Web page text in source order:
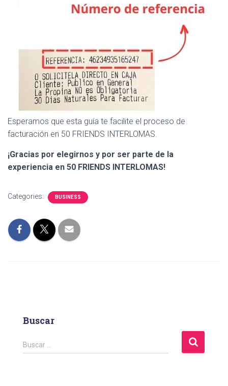
Esperamos que esta guía te facilite el proceso de
facturación en 50 FRIENDS INTERLOMAS.
¡Gracias por elegirnos y por ser parte de la
experiencia en 50 FRIENDS INTERLOMAS!
Categories: BUSINESS
Buscar
B
u
Buscar …